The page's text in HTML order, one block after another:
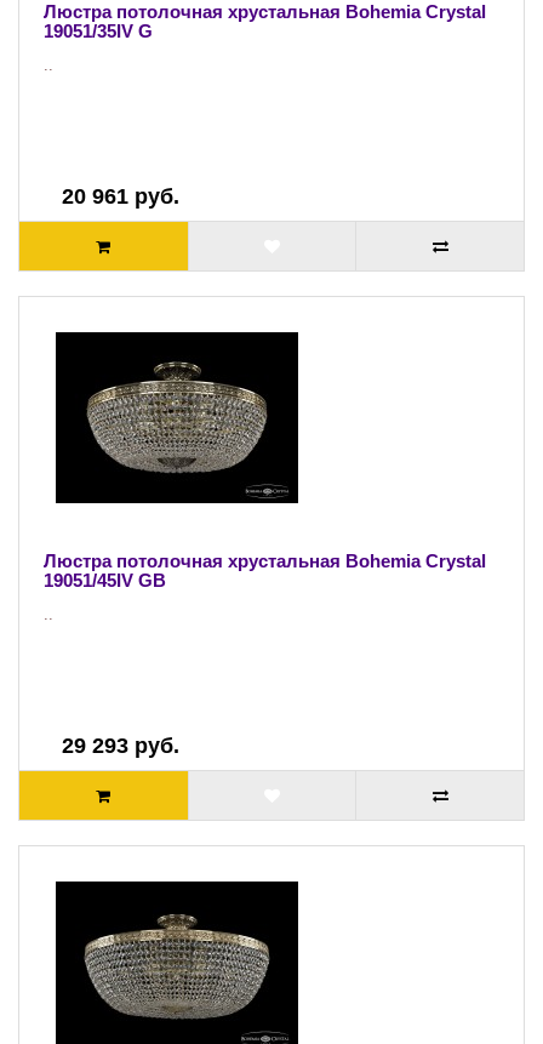
Люстра потолочная хрустальная Bohemia Crystal
19051/35IV G
..
20 961 руб.
Люстра потолочная хрустальная Bohemia Crystal
19051/45IV GB
..
29 293 руб.